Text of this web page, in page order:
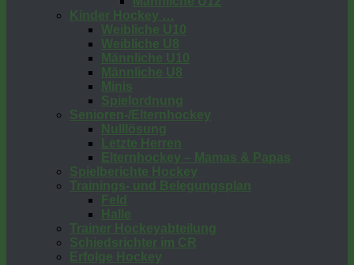
Kinder Hockey …
Weibliche U10
Weibliche U8
Männliche U10
Männliche U8
Minis
Spielordnung
Senioren-/Elternhockey
Nulllösung
Letzte Herren
Elternhockey – Mamas & Papas
Spielberichte Hockey
Trainings- und Belegungsplan
Feld
Halle
Trainer Hockeyabteilung
Schiedsrichter im CR
Erfolge Hockey